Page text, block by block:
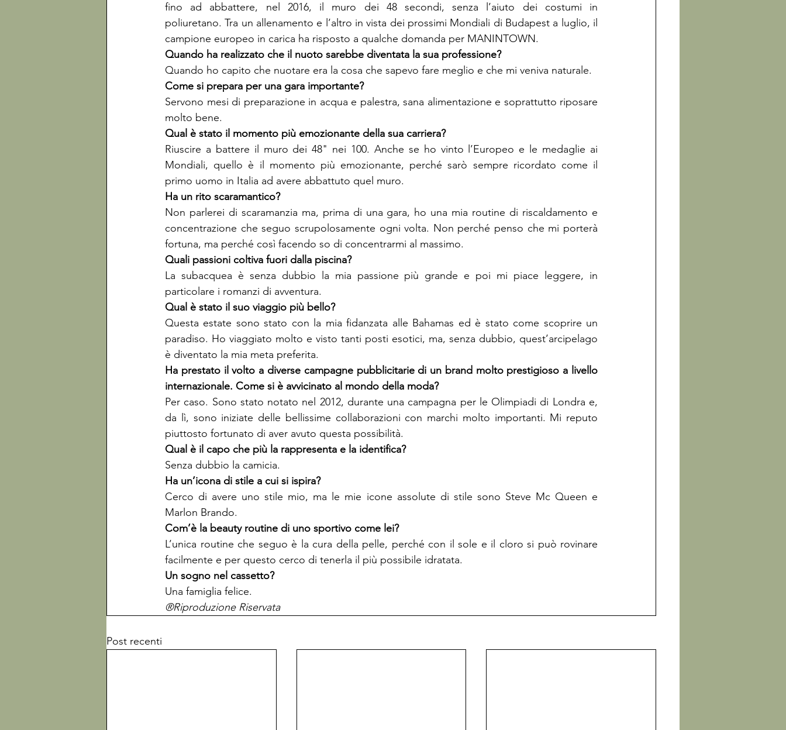
fino ad abbattere, nel 2016, il muro dei 48 secondi, senza l’aiuto dei costumi in
poliuretano. Tra un allenamento e l’altro in vista dei prossimi Mondiali di Budapest a luglio, il
campione europeo in carica ha risposto a qualche domanda per MANINTOWN.
Quando ho capito che nuotare era la cosa che sapevo fare meglio e che mi veniva naturale.
Servono mesi di preparazione in acqua e palestra, sana alimentazione e soprattutto riposare
molto bene.
Riuscire a battere il muro dei 48" nei 100. Anche se ho vinto l’Europeo e le medaglie ai
Mondiali, quello è il momento più emozionante, perché sarò sempre ricordato come il
primo uomo in Italia ad avere abbattuto quel muro.
Non parlerei di scaramanzia ma, prima di una gara, ho una mia routine di riscaldamento e
concentrazione che seguo scrupolosamente ogni volta. Non perché penso che mi porterà
fortuna, ma perché così facendo so di concentrarmi al massimo.
La subacquea è senza dubbio la mia passione più grande e poi mi piace leggere, in
particolare i romanzi di avventura.
Questa estate sono stato con la mia fidanzata alle Bahamas ed è stato come scoprire un
paradiso. Ho viaggiato molto e visto tanti posti esotici, ma, senza dubbio, quest’arcipelago
è diventato la mia meta preferita.
Ha prestato il volto a diverse campagne pubblicitarie di un brand molto prestigioso a livello
Per caso. Sono stato notato nel 2012, durante una campagna per le Olimpiadi di Londra e,
da lì, sono iniziate delle bellissime collaborazioni con marchi molto importanti. Mi reputo
piuttosto fortunato di aver avuto questa possibilità.
Senza dubbio la camicia.
Cerco di avere uno stile mio, ma le mie icone assolute di stile sono Steve Mc Queen e
Marlon Brando.
L’unica routine che seguo è la cura della pelle, perché con il sole e il cloro si può rovinare
facilmente e per questo cerco di tenerla il più possibile idratata.
Una famiglia felice.
®Riproduzione Riservata
Post recenti